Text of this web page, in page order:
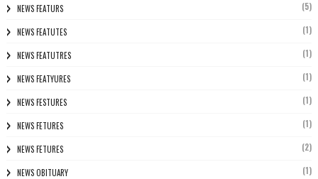
NEWS FEATURS (5)
NEWS FEATUTES (1)
NEWS FEATUTRES (1)
NEWS FEATYURES (1)
NEWS FESTURES (1)
NEWS FETURES (1)
NEWS FETURES (2)
NEWS OBITUARY (1)